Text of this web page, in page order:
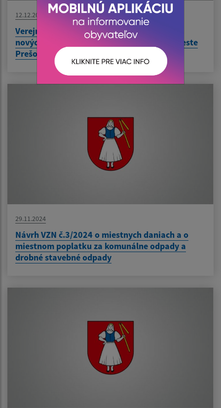
12.12.2024
Verejná vyhláška - Rozhodnutie - Výstavba
nových trolejbusových tratí a meniarní v meste
Prešov
29.11.2024
Návrh VZN č.3/2024 o miestnych daniach a o
miestnom poplatku za komunálne odpady a
drobné stavebné odpady